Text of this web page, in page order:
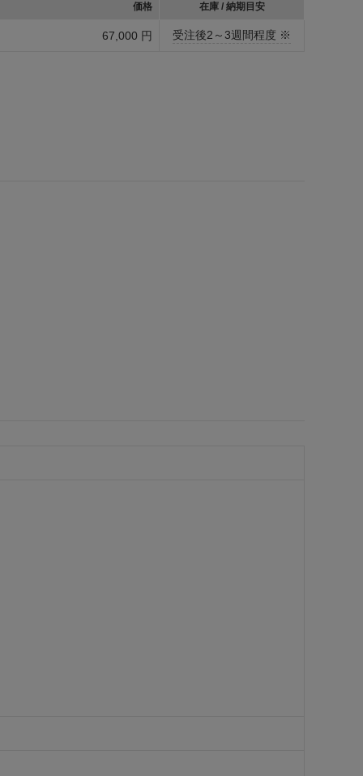
価格 在庫 / 納期目安
67,000 円 受注後2～3週間程度 ※